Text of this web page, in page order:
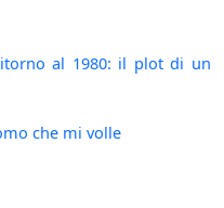
al 1980: il plot di un
che mi volle